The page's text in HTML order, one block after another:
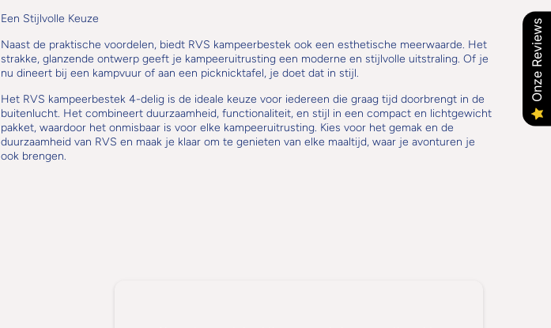
Een Stijlvolle Keuze
Naast de praktische voordelen, biedt RVS kampeerbestek ook een esthetische meerwaarde. Het
strakke, glanzende ontwerp geeft je kampeeruitrusting een moderne en stijlvolle uitstraling. Of je
nu dineert bij een kampvuur of aan een picknicktafel, je doet dat in stijl.
Het RVS kampeerbestek 4-delig is de ideale keuze voor iedereen die graag tijd doorbrengt in de
buitenlucht. Het combineert duurzaamheid, functionaliteit, en stijl in een compact en lichtgewicht
pakket, waardoor het onmisbaar is voor elke kampeeruitrusting. Kies voor het gemak en de
duurzaamheid van RVS en maak je klaar om te genieten van elke maaltijd, waar je avonturen je
ook brengen.
Onze Reviews